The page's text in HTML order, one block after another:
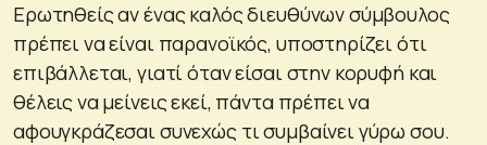
Ερωτηθείς αν ένας καλός διευθύνων σύμβουλος
πρέπει να είναι παρανοϊκός, υποστηρίζει ότι
επιβάλλεται, γιατί όταν είσαι στην κορυφή και
θέλεις να μείνεις εκεί, πάντα πρέπει να
αφουγκράζεσαι συνεχώς τι συμβαίνει γύρω σου.